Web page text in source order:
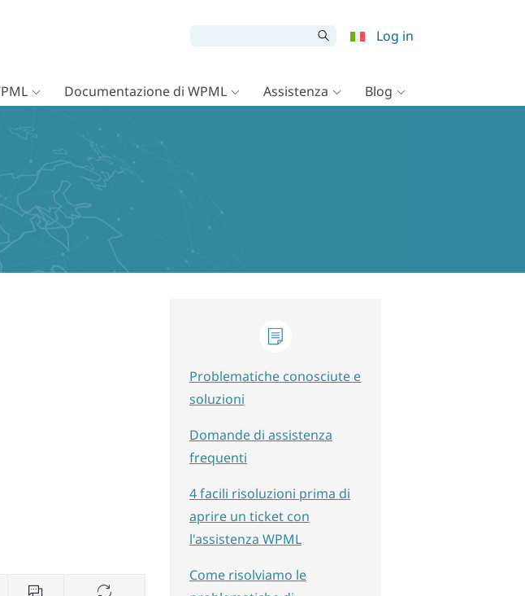
Log in
Documentazione di WPML Assistenza Blog
Problematiche conosciute e
soluzioni
Domande di assistenza
frequenti
4 facili risoluzioni prima di
aprire un ticket con
l'assistenza WPML
Come risolviamo le